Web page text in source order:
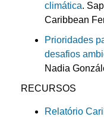
climática.
Caribbean
Prioridades
desafios
Nadia
RECURSOS
Relatório